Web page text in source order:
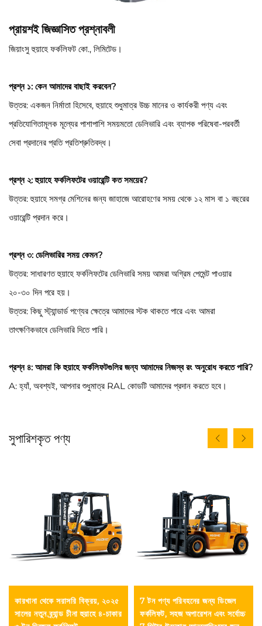
প্রায়শই জিজ্ঞাসিত প্রশ্নাবলী
জিয়াংসু হুয়াহে ফর্কলিফট কো., লিমিটেড।
প্রশ্ন ১: কেন আমাদের বাছাই করবেন?
উত্তর: একজন নির্মাতা হিসেবে, হুয়াহে শুধুমাত্র উচ্চ মানের ও কার্যকরী পণ্য এবং
প্রতিযোগিতামূলক মূল্যের পাশাপাশি সময়মতো ডেলিভারি এবং ব্যাপক পরিষেবা-পরবর্তী
সেবা প্রদানের প্রতি প্রতিশ্রুতিবদ্ধ।
প্রশ্ন ২: হুয়াহে ফর্কলিফটের ওয়ারেন্টি কত সময়ের?
উত্তর: হুয়াহে সমগ্র মেশিনের জন্য জাহাজে আরোহণের সময় থেকে ১২ মাস বা ১ বছরের
ওয়ারেন্টি প্রদান করে।
প্রশ্ন ৩: ডেলিভারির সময় কেমন?
উত্তর: সাধারণত হুয়াহে ফর্কলিফটের ডেলিভারি সময় আমরা অগ্রিম পেমেন্ট পাওয়ার
২০-৩০ দিন পরে হয়।
উত্তর: কিছু স্ট্যান্ডার্ড পণ্যের ক্ষেত্রে আমাদের স্টক থাকতে পারে এবং আমরা
তাৎক্ষণিকভাবে ডেলিভারি দিতে পারি।
প্রশ্ন ৪: আমরা কি হুয়াহে ফর্কলিফটগুলির জন্য আমাদের নিজস্ব রং অনুরোধ করতে পারি?
A: হ্যাঁ, অবশ্যই, আপনার শুধুমাত্র RAL কোডটি আমাদের প্রদান করতে হবে।
সুপারিশকৃত পণ্য
কারখানা থেকে সরাসরি বিক্রয়, ২০২৫
সালের নতুন ব্র্যান্ড চীনা হুয়াহে ৪-চাকার
7 টন পণ্য পরিবহনের জন্য ডিজেল
ফর্কলিফট, সহজ অপারেশন এবং সর্বোচ্চ